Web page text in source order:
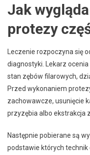
Jak
protezy
Leczenie rozpoczyna się
diagnostyki. Lekarz
stan zębów filarowych,
Przed wykonaniem
zachowawcze, usunięcie
przyzębia albo ekstrakcja
Następnie pobierane są
podstawie których